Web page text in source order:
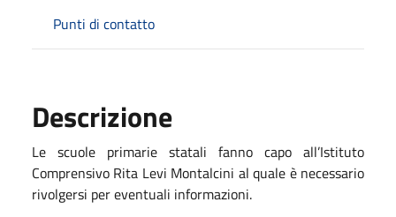
Punti di contatto
Descrizione
Le scuole primarie statali fanno capo all’Istituto
Comprensivo Rita Levi Montalcini al quale è necessario
rivolgersi per eventuali informazioni.